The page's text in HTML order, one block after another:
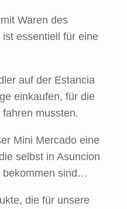
Waren des
essentiell für eine
auf der Estancia
einkaufen, für die
mussten.
Mini Mercado eine
selbst in Asuncion
bekommen sind…
die für unsere